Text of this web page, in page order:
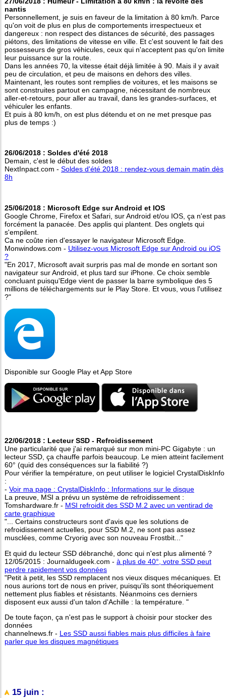
nantis
Personnellement, je suis en faveur de la limitation à 80 km/h. Parce
qu'on voit de plus en plus de comportements irrespectueux et
dangereux : non respect des distances de sécurité, des passages
piétons, des limitations de vitesse en ville. Et c'est souvent le fait des
possesseurs de gros véhicules, ceux qui n'acceptent pas qu'on limite
leur puissance sur la route.
Dans les années 70, la vitesse était déjà limitée à 90. Mais il y avait
peu de circulation, et peu de maisons en dehors des villes.
Maintenant, les routes sont remplies de voitures, et les maisons se
sont construites partout en campagne, nécessitant de nombreux
aller-et-retours, pour aller au travail, dans les grandes-surfaces, et
véhiculer les enfants.
Et puis à 80 km/h, on est plus détendu et on ne met presque pas
plus de temps :)
26/06/2018 : Soldes d'été 2018
Demain, c'est le début des soldes
NextInpact.com - Soldes d'été 2018 : rendez-vous demain matin dès
8h
25/06/2018 : Microsoft Edge sur Android et IOS
Google Chrome, Firefox et Safari, sur Android et/ou IOS, ça n'est pas
forcément la panacée. Des applis qui plantent. Des onglets qui
s'empilent.
Ca ne coûte rien d'essayer le navigateur Microsoft Edge.
Monwindows.com - Utilisez-vous Microsoft Edge sur Android ou iOS
?
"En 2017, Microsoft avait surpris pas mal de monde en sortant son
navigateur sur Android, et plus tard sur iPhone. Ce choix semble
concluant puisqu'Edge vient de passer la barre symbolique des 5
millions de téléchargements sur le Play Store. Et vous, vous l'utilisez
?"
Disponible sur Google Play et App Store
22/06/2018 : Lecteur SSD - Refroidissement
Une particularité que j'ai remarqué sur mon mini-PC Gigabyte : un
lecteur SSD, ça chauffe parfois beaucoup. Le mien atteint facilement
60° (quid des conséquences sur la fiabilité ?)
Pour vérifier la température, on peut utiliser le logiciel CrystalDiskInfo
:
- Voir ma page : CrystalDiskInfo : Informations sur le disque
La preuve, MSI a prévu un système de refroidissement :
Tomshardware.fr - MSI refroidit des SSD M.2 avec un ventirad de
carte graphique
"... Certains constructeurs sont d'avis que les solutions de
refroidissement actuelles, pour SSD M.2, ne sont pas assez
musclées, comme Cryorig avec son nouveau Frostbit..."
Et quid du lecteur SSD débranché, donc qui n'est plus alimenté ?
12/05/2015 : Journaldugeek.com - à plus de 40°, votre SSD peut
perdre rapidement vos données
"Petit à petit, les SSD remplacent nos vieux disques mécaniques. Et
nous aurions tort de nous en priver, puisqu'ils sont théoriquement
nettement plus fiables et résistants. Néanmoins ces derniers
disposent eux aussi d'un talon d'Achille : la température. "
De toute façon, ça n'est pas le support à choisir pour stocker des
données
channelnews.fr - Les SSD aussi fiables mais plus difficiles à faire
parler que les disques magnétiques
15 juin :